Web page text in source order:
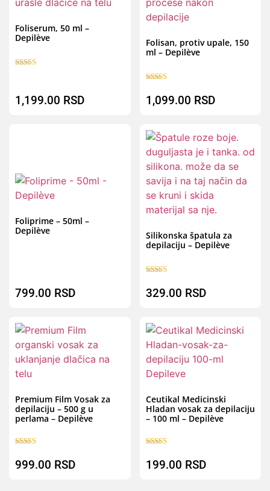
Foliserum, 50 ml –
Depilève
1,199.00 RSD
Folisan, protiv upale, 150
ml – Depilève
5.00
od 5
1,099.00 RSD
Brz pregled
Foliprime – 50ml –
Depilève
799.00 RSD
Silikonska špatula za
depilaciju – Depilève
5.00
od 5
329.00 RSD
Brz pregled
Premium Film Vosak za
depilaciju – 500 g u
perlama – Depilève
5.00
od 5
999.00 RSD
Ceutikal Medicinski
Hladan vosak za depilaciju
– 100 ml – Depilève
5.00
od 5
199.00 RSD